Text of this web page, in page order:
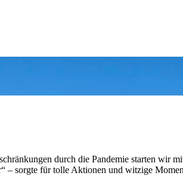
durch die Pandemie starten wir
– sorgte für tolle Aktionen und witzige